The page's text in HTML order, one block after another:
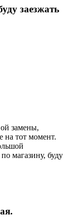
заезжать
замены,
на тот момент.
магазину, буду